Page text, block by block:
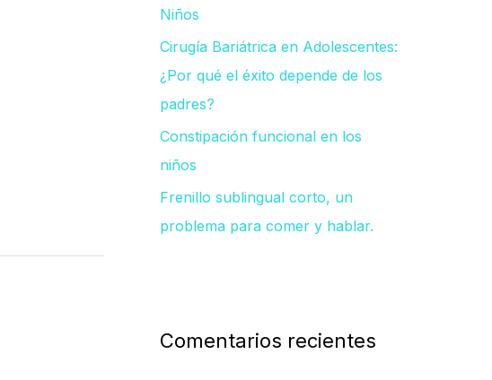
Niños
Cirugía Bariátrica en Adolescentes:
¿Por qué el éxito depende de los
padres?
Constipación funcional en los
niños
Frenillo sublingual corto, un
problema para comer y hablar.
Comentarios recientes